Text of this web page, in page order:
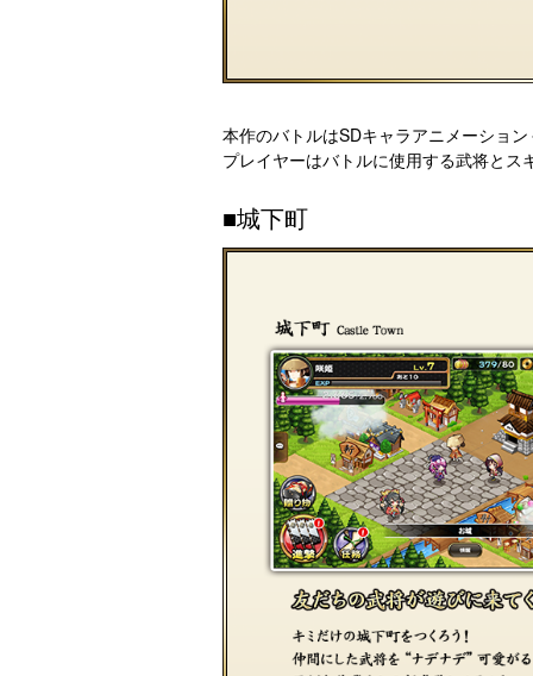
本作のバトルはSDキャラアニメーショ
プレイヤーはバトルに使用する武将と
■城下町